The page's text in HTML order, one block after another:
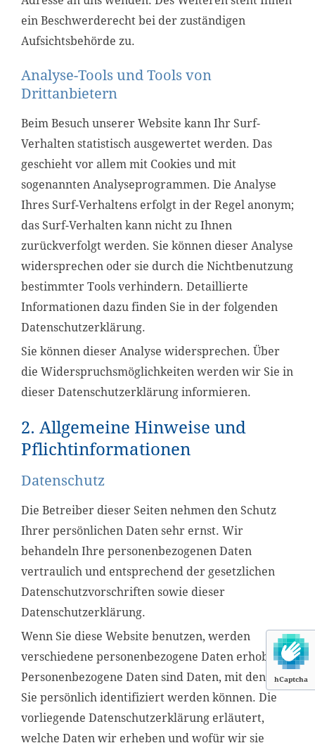
hCaptcha
ein Beschwerderecht bei der zuständigen
Aufsichtsbehörde zu.
Analyse-Tools und Tools von
Drittanbietern
Beim Besuch unserer Website kann Ihr Surf-
Verhalten statistisch ausgewertet werden. Das
geschieht vor allem mit Cookies und mit
sogenannten Analyseprogrammen. Die Analyse
Ihres Surf-Verhaltens erfolgt in der Regel anonym;
das Surf-Verhalten kann nicht zu Ihnen
zurückverfolgt werden. Sie können dieser Analyse
widersprechen oder sie durch die Nichtbenutzung
bestimmter Tools verhindern. Detaillierte
Informationen dazu finden Sie in der folgenden
Datenschutzerklärung.
Sie können dieser Analyse widersprechen. Über
die Widerspruchsmöglichkeiten werden wir Sie in
dieser Datenschutzerklärung informieren.
2. Allgemeine Hinweise und
Pflichtinformationen
Datenschutz
Die Betreiber dieser Seiten nehmen den Schutz
Ihrer persönlichen Daten sehr ernst. Wir
behandeln Ihre personenbezogenen Daten
vertraulich und entsprechend der gesetzlichen
Datenschutzvorschriften sowie dieser
Datenschutzerklärung.
Wenn Sie diese Website benutzen, werden
verschiedene personenbezogene Daten erhoben.
Personenbezogene Daten sind Daten, mit denen
Sie persönlich identifiziert werden können. Die
vorliegende Datenschutzerklärung erläutert,
welche Daten wir erheben und wofür wir sie